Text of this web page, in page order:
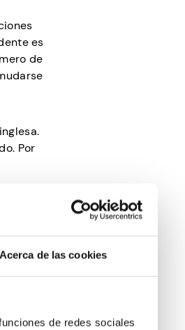
Acerca de las cookies
de redes sociales
es
de
Por
una
tanto,
la